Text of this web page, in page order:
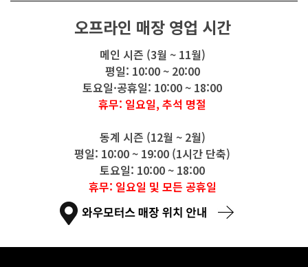
오프라인 매장 영업 시간
메인 시즌 (3월 ~ 11월)
평일: 10:00 ~ 20:00
토요일·공휴일: 10:00 ~ 18:00
휴무: 일요일, 추석 명절
동계 시즌 (12월 ~ 2월)
평일: 10:00 ~ 19:00 (1시간 단축)
토요일: 10:00 ~ 18:00
휴무: 일요일 및 모든 공휴일